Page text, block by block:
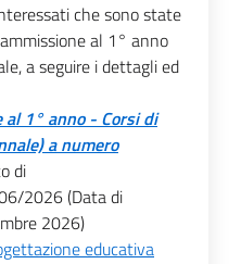
che sono state
al 1° anno
a seguire i dettagli ed
1° anno - Corsi di
a numero
di
2026 (Data di
2026)
educativa